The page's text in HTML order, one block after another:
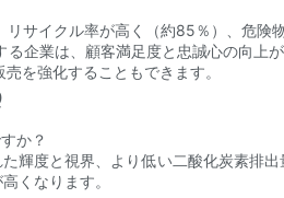
サイクル率が高く（約85％）、危
企業は、顧客満足度と忠誠心の向
を強化することもできます。
か？
輝度と視界、より低い二酸化炭素
くなります。